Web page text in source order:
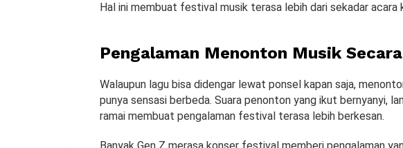
Hal ini membuat festival musik terasa lebih dari sekadar acara
Pengalaman Menonton Musik
Walaupun lagu bisa didengar lewat ponsel kapan saja,
punya sensasi berbeda. Suara penonton yang ikut bernyanyi,
ramai membuat pengalaman festival terasa lebih berkesan.